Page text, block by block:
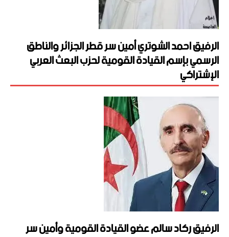
الرفيق احمد الشوتري أمين سر قطر الجزائر والناطق
الرسمي بإسم القيادة القومية لحزب البعث العربي
الإشتراكي
الرفيق ركاد سالم عضو القيادة القومية وأمين سر